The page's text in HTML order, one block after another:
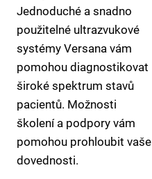
Jednoduché a snadno
použitelné ultrazvukové
systémy Versana vám
pomohou diagnostikovat
široké spektrum stavů
pacientů. Možnosti
školení a podpory vám
pomohou prohloubit vaše
dovednosti.